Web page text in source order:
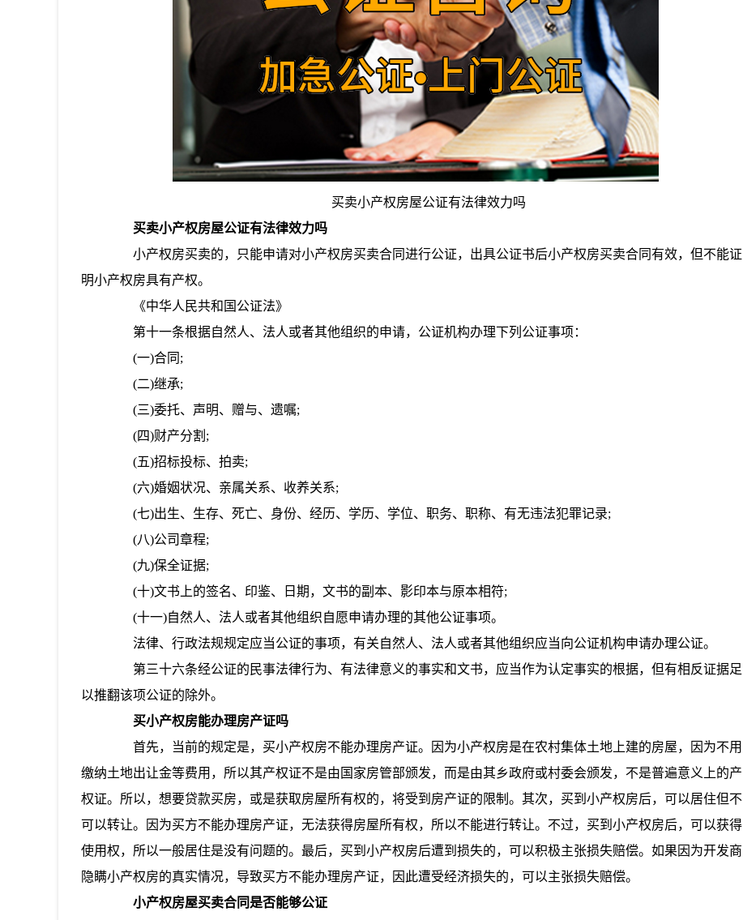
买卖小产权房屋公证有法律效力吗
买卖小产权房屋公证有法律效力吗
小产权房买卖的，只能申请对小产权房买卖合同进行公证，出具公证书后小产权房买卖合同有效，但不能证
明小产权房具有产权。
《中华人民共和国公证法》
第十一条根据自然人、法人或者其他组织的申请，公证机构办理下列公证事项：
(一)合同;
(二)继承;
(三)委托、声明、赠与、遗嘱;
(四)财产分割;
(五)招标投标、拍卖;
(六)婚姻状况、亲属关系、收养关系;
(七)出生、生存、死亡、身份、经历、学历、学位、职务、职称、有无违法犯罪记录;
(八)公司章程;
(九)保全证据;
(十)文书上的签名、印鉴、日期，文书的副本、影印本与原本相符;
(十一)自然人、法人或者其他组织自愿申请办理的其他公证事项。
法律、行政法规规定应当公证的事项，有关自然人、法人或者其他组织应当向公证机构申请办理公证。
第三十六条经公证的民事法律行为、有法律意义的事实和文书，应当作为认定事实的根据，但有相反证据足
以推翻该项公证的除外。
买小产权房能办理房产证吗
首先，当前的规定是，买小产权房不能办理房产证。因为小产权房是在农村集体土地上建的房屋，因为不用
缴纳土地出让金等费用，所以其产权证不是由国家房管部颁发，而是由其乡政府或村委会颁发，不是普遍意义上的产
权证。所以，想要贷款买房，或是获取房屋所有权的，将受到房产证的限制。其次，买到小产权房后，可以居住但不
可以转让。因为买方不能办理房产证，无法获得房屋所有权，所以不能进行转让。不过，买到小产权房后，可以获得
使用权，所以一般居住是没有问题的。最后，买到小产权房后遭到损失的，可以积极主张损失赔偿。如果因为开发商
隐瞒小产权房的真实情况，导致买方不能办理房产证，因此遭受经济损失的，可以主张损失赔偿。
小产权房屋买卖合同是否能够公证